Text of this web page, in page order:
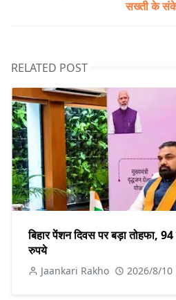
सख्ती के
RELATED POST
बिहार पेंशन दिवस पर बड़ा तोहफा,
रुपये
Jaankari Rakho 2026/8/10